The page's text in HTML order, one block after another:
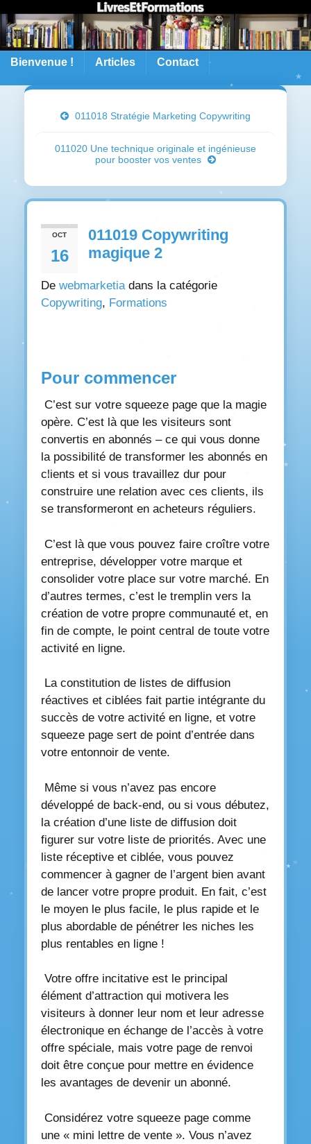
Bienvenue ! Articles Contact
011018 Stratégie Marketing Copywriting
011020 Une technique originale et ingénieuse
pour booster vos ventes
OCT
16
011019 Copywriting
magique 2
De webmarketiadans la catégorie
Copywriting, Formations
Pour commencer
C’est sur votre squeeze page que la magie
opère. C’est là que les visiteurs sont
convertis en abonnés – ce qui vous donne
la possibilité de transformer les abonnés en
clients et si vous travaillez dur pour
construire une relation avec ces clients, ils
se transformeront en acheteurs réguliers.
C’est là que vous pouvez faire croître votre
entreprise, développer votre marque et
consolider votre place sur votre marché. En
d’autres termes, c’est le tremplin vers la
création de votre propre communauté et, en
fin de compte, le point central de toute votre
activité en ligne.
La constitution de listes de diffusion
réactives et ciblées fait partie intégrante du
succès de votre activité en ligne, et votre
squeeze page sert de point d’entrée dans
votre entonnoir de vente.
Même si vous n’avez pas encore
développé de back-end, ou si vous débutez,
la création d’une liste de diffusion doit
figurer sur votre liste de priorités. Avec une
liste réceptive et ciblée, vous pouvez
commencer à gagner de l’argent bien avant
de lancer votre propre produit. En fait, c’est
le moyen le plus facile, le plus rapide et le
plus abordable de pénétrer les niches les
plus rentables en ligne !
Votre offre incitative est le principal
élément d’attraction qui motivera les
visiteurs à donner leur nom et leur adresse
électronique en échange de l’accès à votre
offre spéciale, mais votre page de renvoi
doit être conçue pour mettre en évidence
les avantages de devenir un abonné.
Considérez votre squeeze page comme
une « mini lettre de vente ». Vous n’avez